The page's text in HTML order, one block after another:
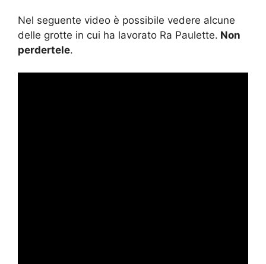
Nel seguente video è possibile vedere alcune
delle grotte in cui ha lavorato Ra Paulette. Non
perdertele.